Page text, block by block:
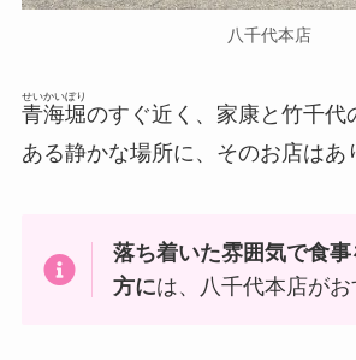
八千代本店
青海堀
せいかいぼり
のすぐ近く、家康と竹千代
ある静かな場所に、そのお店はあ
落ち着いた雰囲気で食
方には、八千代本店がお